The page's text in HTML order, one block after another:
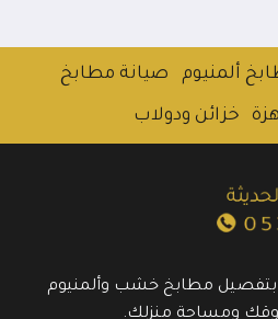
ألمنيوم صيانة مطابخ
خزائن ودولاب
مطابخ خشب وألمنيوم
ومساحة منزلك.